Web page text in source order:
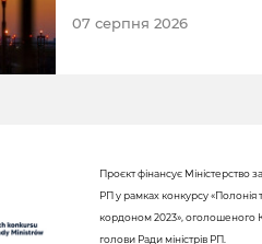
07 серпня 2026
Проєкт фінансує Міністерство
РП у рамках конкурсу «Полонія
кордоном 2023», оголошеного
голови Ради міністрів РП.